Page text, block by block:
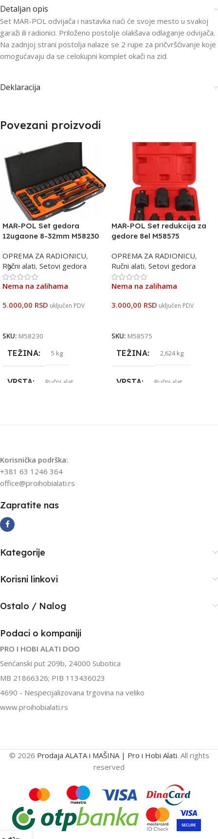
Detaljan opis
Set MAR-POL odvijača i nastavka naći će svoje mesto u svakoj
garaži ili radionici. Priloženo postolje olakšava odlaganje odvijača.
Na zadnjoj strani postolja nalaze se 2 rupe za pričvršćivanje koje
omogućavaju da se celokupni komplet okači na zid.
Deklaracija
Povezani proizvodi
MAR-POL Set gedora
12ugaone 8-32mm M58230
OPREMA ZA RADIONICU,
Ručni alati, Setovi gedora
Nema na zalihama
5.000,00 RSD uključen PDV
SKU: M58230
TEŽINA 5 kg
VRSTA Ručni alat
ZEMLJA POREKLA
MAR-POL Set redukcija za
gedore 8el M58575
OPREMA ZA RADIONICU,
Ručni alati, Setovi gedora
Nema na zalihama
3.000,00 RSD uključen PDV
SKU: M58575
TEŽINA 2,624 kg
VRSTA Ručni alat
Korisnička podrška:
+381 63 1246 364
office@proihobialati.rs
Zapratite nas
Kategorije
Korisni linkovi
Ostalo / Nalog
Podaci o kompaniji
PRO I HOBI ALATI DOO
Senćanski put 209b, 24000 Subotica
MB 21866326; PIB 113436023
4690 - Nespecijalizovana trgovina na veliko
www.proihobialati.rs
© 2026 Prodaja ALATA i MAŠINA | Pro i Hobi Alati. All rights
reserved